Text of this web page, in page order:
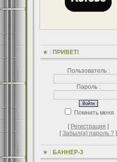
ПРИВЕТ!
Пользователь :
Пароль :
Помнить меня
[ Регистрация ]
[Забыл(а) пароль ? ]
БАННЕР-3